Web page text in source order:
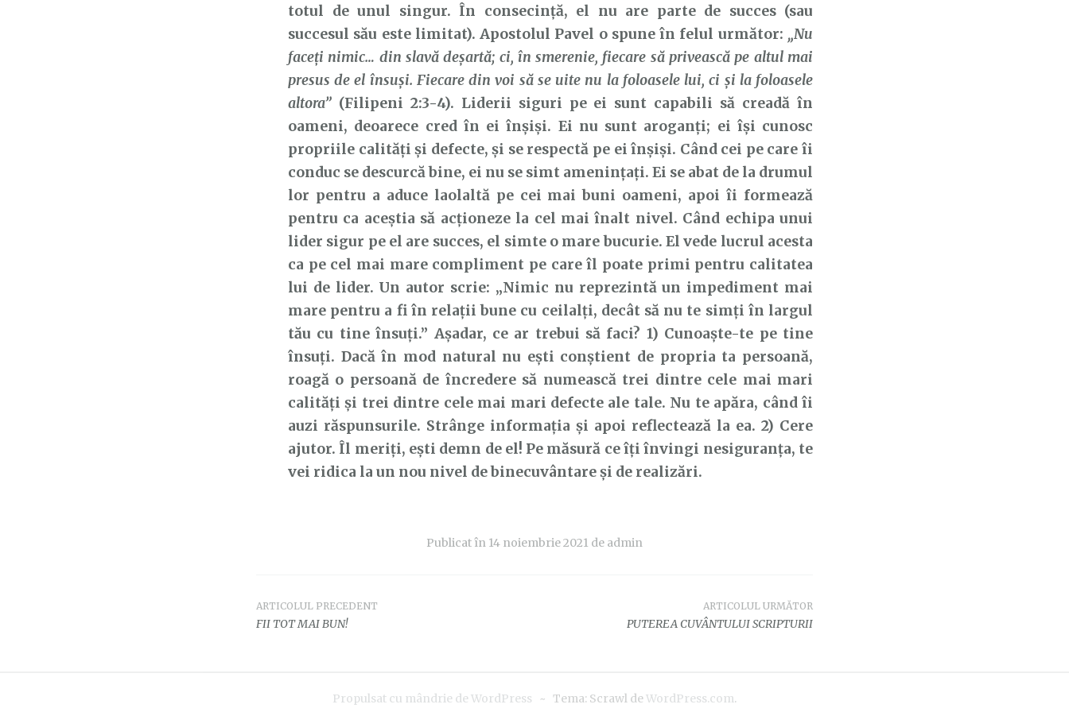
totul de unul singur. În consecință, el nu are parte de succes (sau
succesul său este limitat). Apostolul Pavel o spune în felul următor: „Nu
faceţi nimic… din slavă deşartă; ci, în smerenie, fiecare să privească pe altul mai
presus de el însuşi. Fiecare din voi să se uite nu la foloasele lui, ci şi la foloasele
altora” (Filipeni 2:3-4). Liderii siguri pe ei sunt capabili să creadă în
oameni, deoarece cred în ei înșiși. Ei nu sunt aroganți; ei își cunosc
propriile calități și defecte, și se respectă pe ei înșiși. Când cei pe care îi
conduc se descurcă bine, ei nu se simt amenințați. Ei se abat de la drumul
lor pentru a aduce laolaltă pe cei mai buni oameni, apoi îi formează
pentru ca aceștia să acționeze la cel mai înalt nivel. Când echipa unui
lider sigur pe el are succes, el simte o mare bucurie. El vede lucrul acesta
ca pe cel mai mare compliment pe care îl poate primi pentru calitatea
lui de lider. Un autor scrie: „Nimic nu reprezintă un impediment mai
mare pentru a fi în relații bune cu ceilalți, decât să nu te simți în largul
tău cu tine însuți.” Așadar, ce ar trebui să faci? 1) Cunoaște-te pe tine
însuți. Dacă în mod natural nu ești conștient de propria ta persoană,
roagă o persoană de încredere să numească trei dintre cele mai mari
calități și trei dintre cele mai mari defecte ale tale. Nu te apăra, când îi
auzi răspunsurile. Strânge informația și apoi reflectează la ea. 2) Cere
ajutor. Îl meriți, ești demn de el! Pe măsură ce îți învingi nesiguranța, te
vei ridica la un nou nivel de binecuvântare și de realizări.
Publicat în 14 noiembrie 2021 de admin
Navigare
articole
ARTICOLUL PRECEDENT
FII TOT MAI BUN!
ARTICOLUL URMĂTOR
PUTEREA CUVÂNTULUI SCRIPTURII
Propulsat cu mândrie de WordPress ~ Tema: Scrawl deWordPress.com.